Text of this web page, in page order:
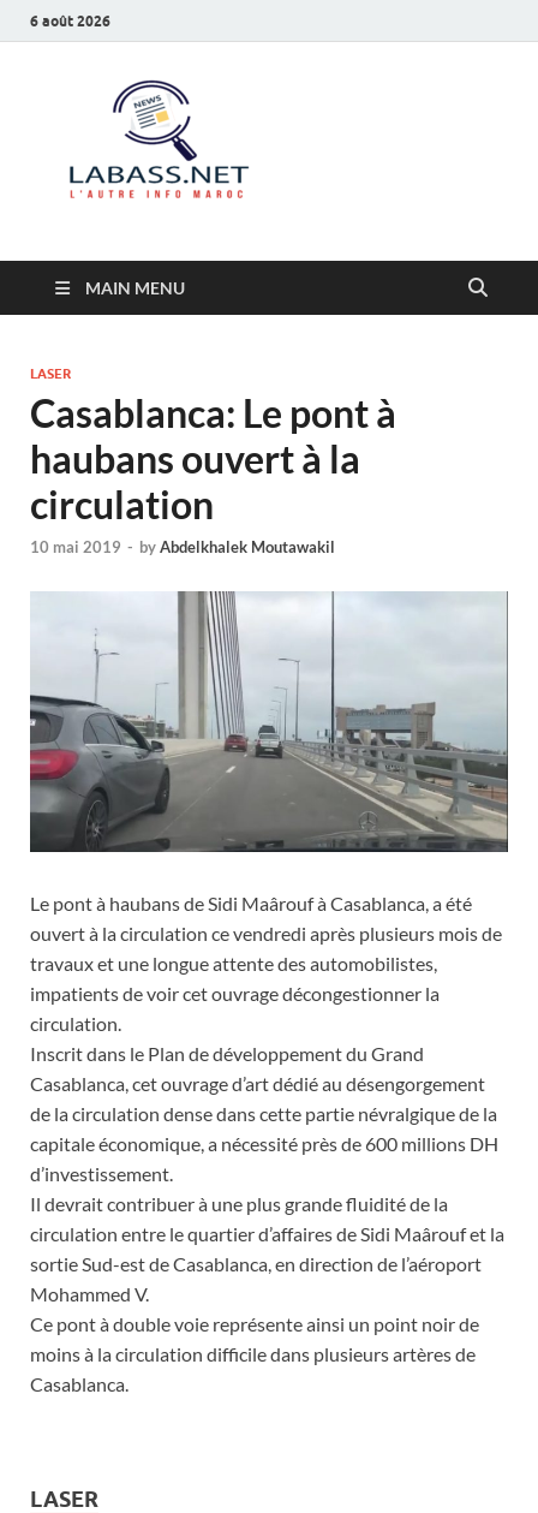
6 août 2026
MAIN MENU
LASER
Casablanca: Le pont à
haubans ouvert à la
circulation
10 mai 2019 - byAbdelkhalek Moutawakil
Le pont à haubans de Sidi Maârouf à Casablanca, a été
ouvert à la circulation ce vendredi après plusieurs mois de
travaux et une longue attente des automobilistes,
impatients de voir cet ouvrage décongestionner la
circulation.
Inscrit dans le Plan de développement du Grand
Casablanca, cet ouvrage d’art dédié au désengorgement
de la circulation dense dans cette partie névralgique de la
capitale économique, a nécessité près de 600 millions DH
d’investissement.
Il devrait contribuer à une plus grande fluidité de la
circulation entre le quartier d’affaires de Sidi Maârouf et la
sortie Sud-est de Casablanca, en direction de l’aéroport
Mohammed V.
Ce pont à double voie représente ainsi un point noir de
moins à la circulation difficile dans plusieurs artères de
Casablanca.
LASER